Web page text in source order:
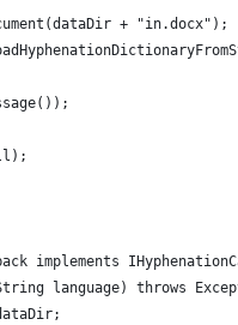
+ "in.docx");
implements
language) throws